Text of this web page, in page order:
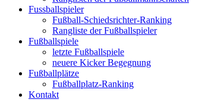
Fussballspieler
Fußball-Schiedsrichter-Ranking
Rangliste der Fußballspieler
Fußballspiele
letzte Fußballspiele
neuere Kicker Begegnung
Fußballplätze
Fußballplatz-Ranking
Kontakt